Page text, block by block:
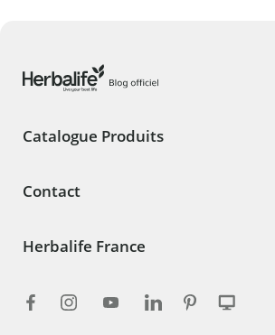
Catalogue Produits
Contact
Herbalife France